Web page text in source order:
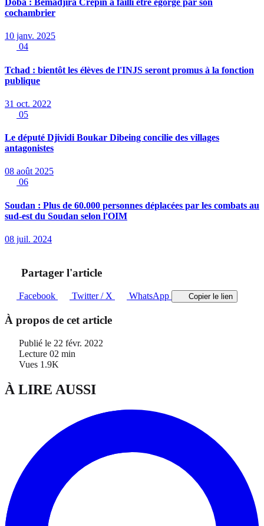
Doba : Bemadjira Crépin a failli être égorgé par son
cochambrier
10 janv. 2025
04
Tchad : bientôt les élèves de l'INJS seront promus à la fonction
publique
31 oct. 2022
05
Le député Djividi Boukar Dibeing concilie des villages
antagonistes
08 août 2025
06
Soudan : Plus de 60.000 personnes déplacées par les combats au
sud-est du Soudan selon l'OIM
08 juil. 2024
Partager l'article
Facebook Twitter / X WhatsApp Copier le lien
À propos de cet article
Publié le 22 févr. 2022
Lecture 02 min
Vues 1.9K
À LIRE AUSSI